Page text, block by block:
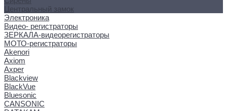
Центральный замок
Электроника
Видео- регистраторы
ЗЕРКАЛА-видеорегистраторы
МОТО-регистраторы
Akenori
Axiom
Axper
Blackview
BlackVue
Bluesonic
CANSONIC